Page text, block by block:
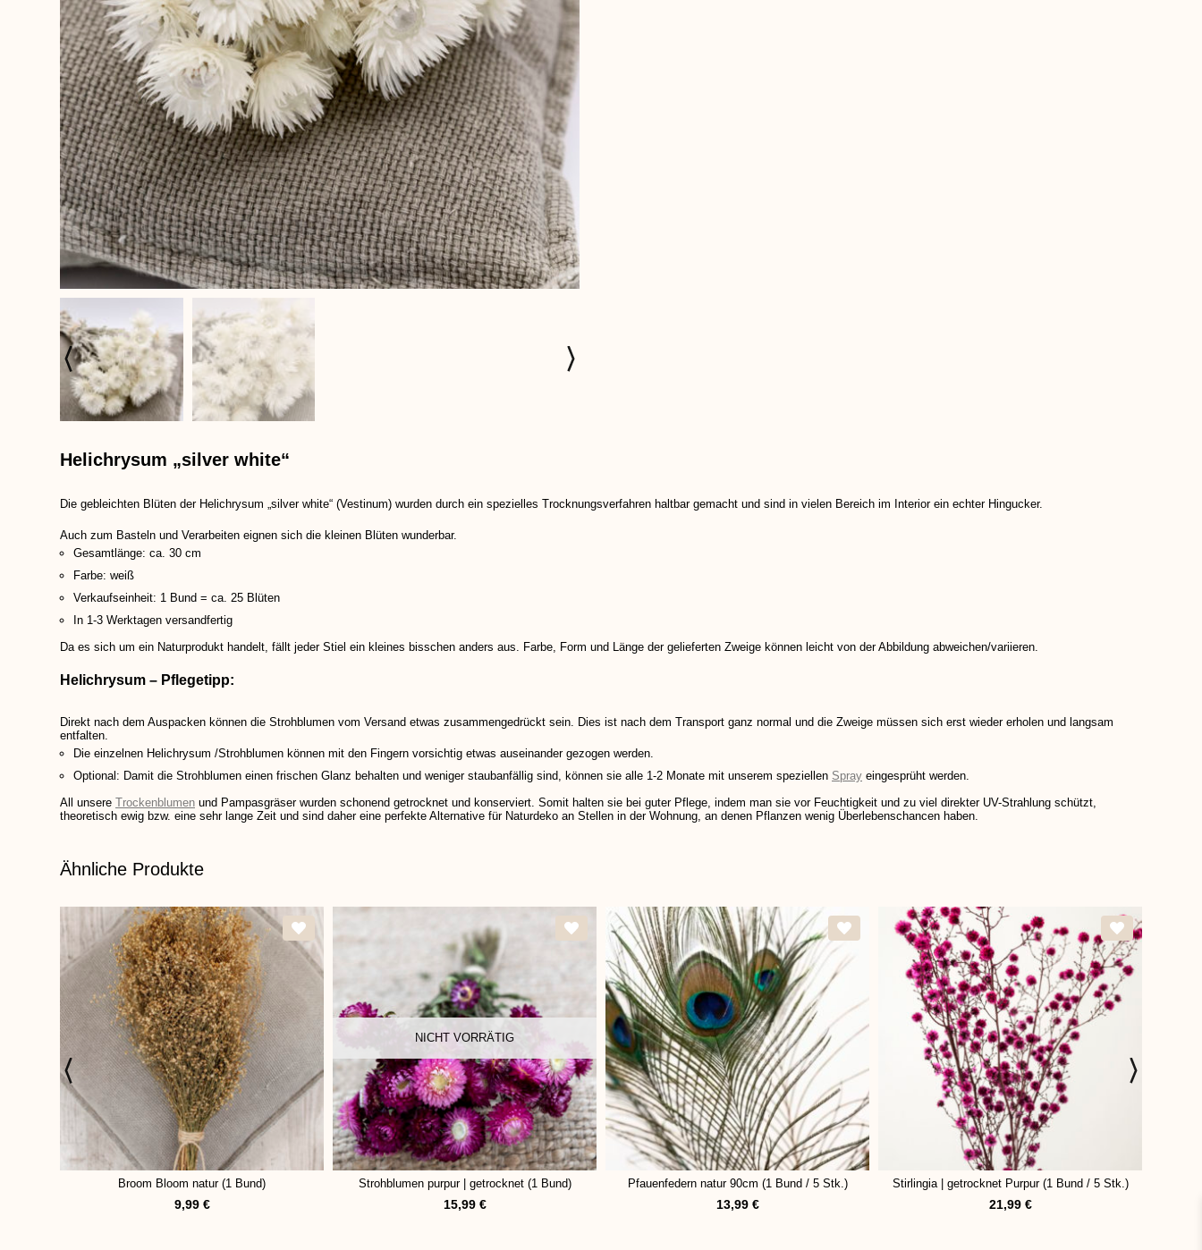
Helichrysum „silver white“
Die gebleichten Blüten der Helichrysum „silver white“ (Vestinum) wurden durch ein spezielles Trocknungsverfahren haltbar gemacht und sind in vielen Bereich im Interior ein echter Hingucker.
Auch zum Basteln und Verarbeiten eignen sich die kleinen Blüten wunderbar.
Gesamtlänge: ca. 30 cm
Farbe: weiß
Verkaufseinheit: 1 Bund = ca. 25 Blüten
In 1-3 Werktagen versandfertig
Da es sich um ein Naturprodukt handelt, fällt jeder Stiel ein kleines bisschen anders aus. Farbe, Form und Länge der gelieferten Zweige können leicht von der Abbildung abweichen/variieren.
Helichrysum – Pflegetipp:
Direkt nach dem Auspacken können die Strohblumen vom Versand etwas zusammengedrückt sein. Dies ist nach dem Transport ganz normal und die Zweige müssen sich erst wieder erholen und langsam
entfalten.
Die einzelnen Helichrysum /Strohblumen können mit den Fingern vorsichtig etwas auseinander gezogen werden.
Optional: Damit die Strohblumen einen frischen Glanz behalten und weniger staubanfällig sind, können sie alle 1-2 Monate mit unserem speziellen Spray eingesprüht werden.
All unsere Trockenblumen und Pampasgräser wurden schonend getrocknet und konserviert. Somit halten sie bei guter Pflege, indem man sie vor Feuchtigkeit und zu viel direkter UV-Strahlung schützt,
theoretisch ewig bzw. eine sehr lange Zeit und sind daher eine perfekte Alternative für Naturdeko an Stellen in der Wohnung, an denen Pflanzen wenig Überlebenschancen haben.
Ähnliche Produkte
Broom Bloom natur (1 Bund)
9,99 €
NICHT VORRÄTIG
Strohblumen purpur | getrocknet (1 Bund)
15,99 €
Pfauenfedern natur 90cm (1 Bund / 5 Stk.)
13,99 €
Stirlingia | getrocknet Purpur (1 Bund / 5 Stk.)
21,99 €